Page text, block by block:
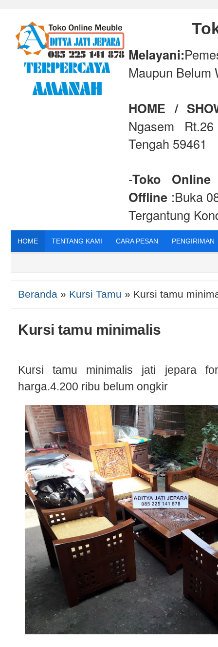
Melayani:
Maupun Belum
HOME /
Ngasem
Tengah 59461
-Toko Online
Offline :Buka
Tergantung
HOME TENTANG KAMI CARA PESAN PENGIRIMAN
Beranda » Kursi Tamu » Kursi tamu
Kursi tamu minimalis
Kursi tamu minimalis jati jepara
harga.4.200 ribu belum ongkir